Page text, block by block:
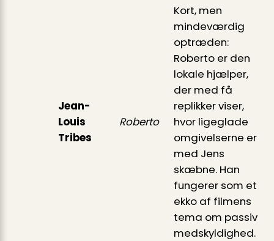
Jean-
Louis
Tribes
Roberto
Kort, men
mindeværdig
optræden:
Roberto er den
lokale hjælper,
der med få
replikker viser,
hvor ligeglade
omgivelserne er
med Jens
skæbne. Han
fungerer som et
ekko af filmens
tema om passiv
medskyldighed.